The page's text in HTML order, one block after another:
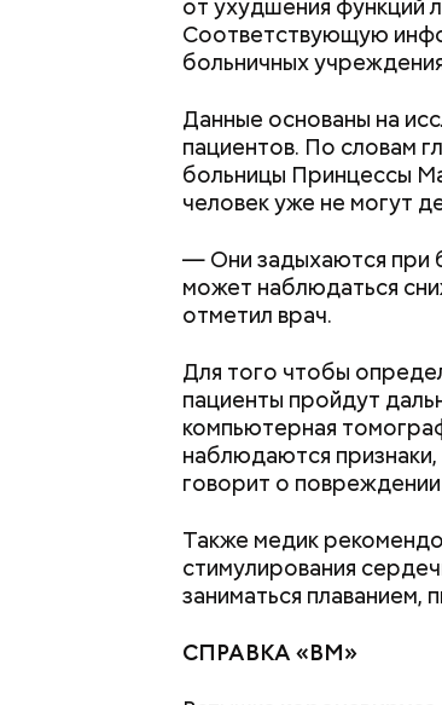
от ухудшения функций
Соответствующую
больничных
Данные основаны на
пациентов. По словам
больницы Принцессы
человек уже не могут
— Они задыхаются при
может наблюдаться
отметил врач.
Для того чтобы
пациенты пройдут
компьютерная
наблюдаются
говорит о
Также медик
стимулирования
заниматься плаванием,
СПРАВКА «ВМ»
За свою земную жизнь
Божию.
2-3 картофелины,
1 некрупное яблоко,
2 корня сельдерея,
салатная заправка.